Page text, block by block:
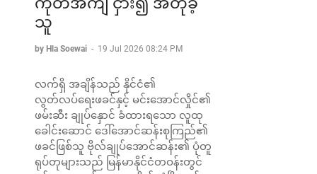
သူ
by Hla Soewai - 19 Jul 2026 08:24 PM
လက်ရှိ အချိန်သည် နိုင်ငံ၏
လွတ်လပ်ရေးဖခင်နှင့် မင်းအောင်လှိုင်၏
ဖမ်းဆီး ချုပ်နှောင် ခံထားရသော လူထု
ခေါင်းဆောင် ဒေါ်အောင်ဆန်းစုကြည်၏
ဖခင်ဖြစ်သူ ဗိုလ်ချုပ်အောင်ဆန်း၏ ပုံတူ
ရုပ်တုများသည် မြန်မာနိုင်ငံတဝန်းတွင်